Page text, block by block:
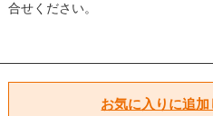
合せください。
お気に入りに追